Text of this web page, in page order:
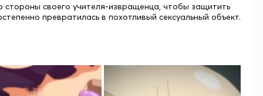
своего учителя-извращенца, чтобы защитить
превратилась в похотливый сексуальный объект.